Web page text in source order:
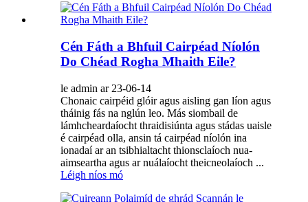
Cén Fáth a Bhfuil Cairpéad Níolón
Do Chéad Rogha Mhaith Eile?
le admin ar 23-06-14
Chonaic cairpéid glóir agus aisling gan líon agus
tháinig fás na nglún leo. Más siombail de
lámhcheardaíocht thraidisiúnta agus stádas uaisle
é cairpéad olla, ansin tá cairpéad níolón ina
ionadaí ar an tsibhialtacht thionsclaíoch nua-
aimseartha agus ar nuálaíocht theicneolaíoch ...
Léigh níos mó